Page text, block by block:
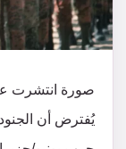
صورة انتشرت
يُفترض أن